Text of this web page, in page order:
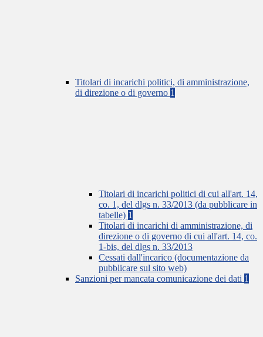
Titolari di incarichi politici, di amministrazione,
di direzione o di governo 1
Titolari di incarichi politici di cui all'art. 14,
co. 1, del dlgs n. 33/2013 (da pubblicare in
tabelle) 1
Titolari di incarichi di amministrazione, di
direzione o di governo di cui all'art. 14, co.
1-bis, del dlgs n. 33/2013
Cessati dall'incarico (documentazione da
pubblicare sul sito web)
Sanzioni per mancata comunicazione dei dati 1